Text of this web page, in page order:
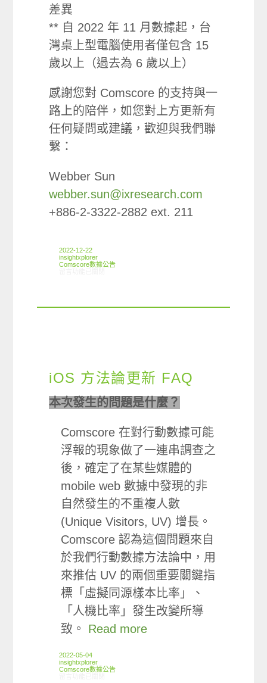
差異
** 自 2022 年 11 月數據起，台
灣桌上型電腦使用者僅包含 15
歲以上（過去為 6 歲以上）
感謝您對 Comscore 的支持與一
路上的陪伴，如您對上方更新有
任何疑問或建議，歡迎與我們聯
繫：
Webber Sun
webber.sun@ixresearch.com
+886-2-3322-2882 ext. 211
2022-12-22
insightxplorer
Comscore數據公告
iOS 方法論更新 FAQ
本次發生的問題是什麼？
Comscore 在對行動數據可能
浮報的現象做了一連串調查之
後，確定了在某些媒體的
mobile web 數據中發現的非
自然發生的不重複人數
(Unique Visitors, UV) 增長。
Comscore 認為這個問題來自
於我們行動數據方法論中，用
來推估 UV 的兩個重要關鍵指
標「虛擬同源樣本比率」、
「人機比率」發生改變所導
致。 Read more
2022-05-04
insightxplorer
Comscore數據公告